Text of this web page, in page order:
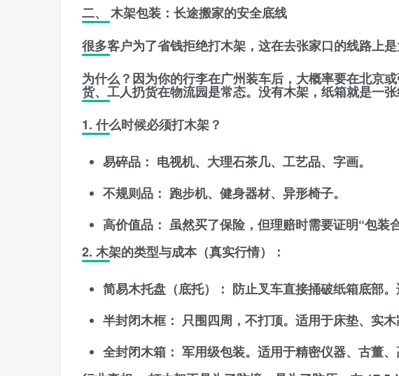
二、 木架包装：长途搬家的安全底线
很多客户为了省钱拒绝打木架，这在去张家口的线路上是
为什么？因为你的行李在广州装车后，大概率要在北京
货、工人扔货在物流园是常态。没有木架，纸箱就是一张
1. 什么时候必须打木架？
易碎品： 电视机、大理石茶几、工艺品、字画。
不规则品： 跑步机、健身器材、异形椅子。
高价值品： 虽然买了保险，但理赔时需要证明“包装
2. 木架的类型与成本（真实行情）：
简易木托盘（底托）： 防止叉车直接捅破纸箱底部
半封闭木框： 只围四周，不打顶。适用于床垫、实
全封闭木箱： 军用级包装。适用于精密仪器、古董